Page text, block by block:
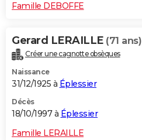
Famille DEBOFFE
Gerard LERAILLE (71 ans)
Créer une cagnotte obsèques
Naissance
31/12/1925 à Éplessier
Décès
18/10/1997 à Éplessier
Famille LERAILLE